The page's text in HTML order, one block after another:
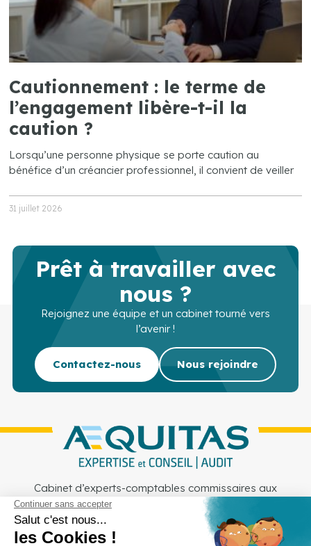
Cautionnement : le terme de
l’engagement libère-t-il la
caution ?
Lorsqu’une personne physique se porte caution au
bénéfice d’un créancier professionnel, il convient de veiller
31 juillet 2026
Prêt à travailler avec
nous ?
Rejoignez une équipe et un cabinet tourné vers
l’avenir !
Contactez-nous Nous rejoindre
Cabinet d’experts-comptables commissaires aux
comptes sur Lille, Lens et Douai